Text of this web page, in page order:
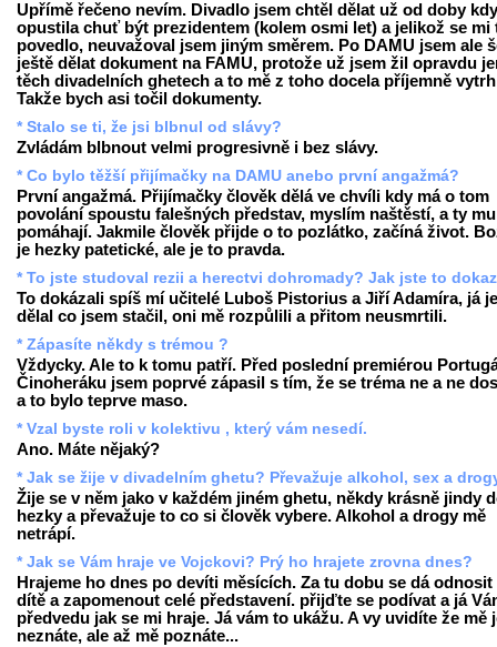
Upřímě řečeno nevím. Divadlo jsem chtěl dělat už od doby
opustila chuť být prezidentem (kolem osmi let) a jelikož se mi
povedlo, neuvažoval jsem jiným směrem. Po DAMU jsem ale
ještě dělat dokument na FAMU, protože už jsem žil opravdu
těch divadelních ghetech a to mě z toho docela příjemně
Takže bych asi točil dokumenty.
* Stalo se ti, že jsi blbnul od slávy?
Zvládám blbnout velmi progresivně i bez slávy.
* Co bylo těžší přijímačky na DAMU anebo první angažmá?
První angažmá. Přijímačky člověk dělá ve chvíli kdy má o tom
povolání spoustu falešných představ, myslím naštěstí, a ty
pomáhají. Jakmile člověk přijde o to pozlátko, začíná život.
je hezky patetické, ale je to pravda.
* To jste studoval rezii a herectvi dohromady? Jak jste to
To dokázali spíš mí učitelé Luboš Pistorius a Jiří Adamíra, já
dělal co jsem stačil, oni mě rozpůlili a přitom neusmrtili.
* Zápasíte někdy s trémou ?
Vždycky. Ale to k tomu patří. Před poslední premiérou
Činoheráku jsem poprvé zápasil s tím, že se tréma ne a ne
a to bylo teprve maso.
* Vzal byste roli v kolektivu , který vám nesedí.
Ano. Máte nějaký?
* Jak se žije v divadelním ghetu? Převažuje alkohol, sex a
Žije se v něm jako v každém jiném ghetu, někdy krásně jindy
hezky a převažuje to co si člověk vybere. Alkohol a drogy mě
netrápí.
* Jak se Vám hraje ve Vojckovi? Prý ho hrajete zrovna dnes?
Hrajeme ho dnes po devíti měsících. Za tu dobu se dá odnosit
dítě a zapomenout celé představení. přijďte se podívat a já
předvedu jak se mi hraje. Já vám to ukážu. A vy uvidíte že mě
neznáte, ale až mě poznáte...